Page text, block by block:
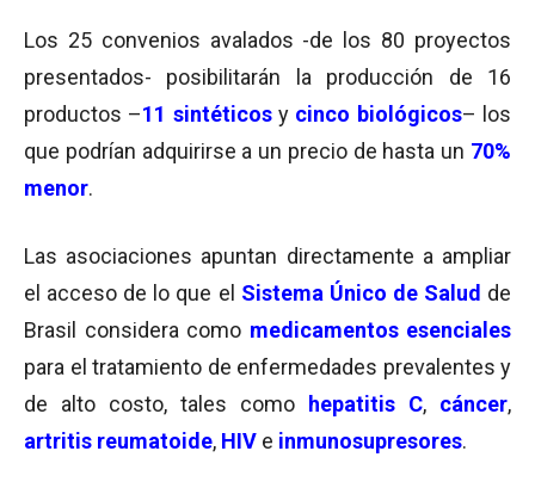
Los 25 convenios avalados -de los 80 proyectos
presentados- posibilitarán la producción de 16
productos –11 sintéticos y cinco biológicos– los
que podrían adquirirse a un precio de hasta un 70%
menor.
Las asociaciones apuntan directamente a ampliar
el acceso de lo que el Sistema Único de Salud de
Brasil considera como medicamentos esenciales
para el tratamiento de enfermedades prevalentes y
de alto costo, tales como
hepatitis C, cáncer,
artritis reumatoide, HIV e inmunosupresores.